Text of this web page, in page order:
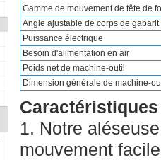
Gamme de mouvement de tête de
Angle ajustable de corps de gabarit
Puissance électrique
Besoin d'alimentation en air
Poids net de machine-outil
Dimension générale de machine-
Caractéristiques
1. Notre
mouvement